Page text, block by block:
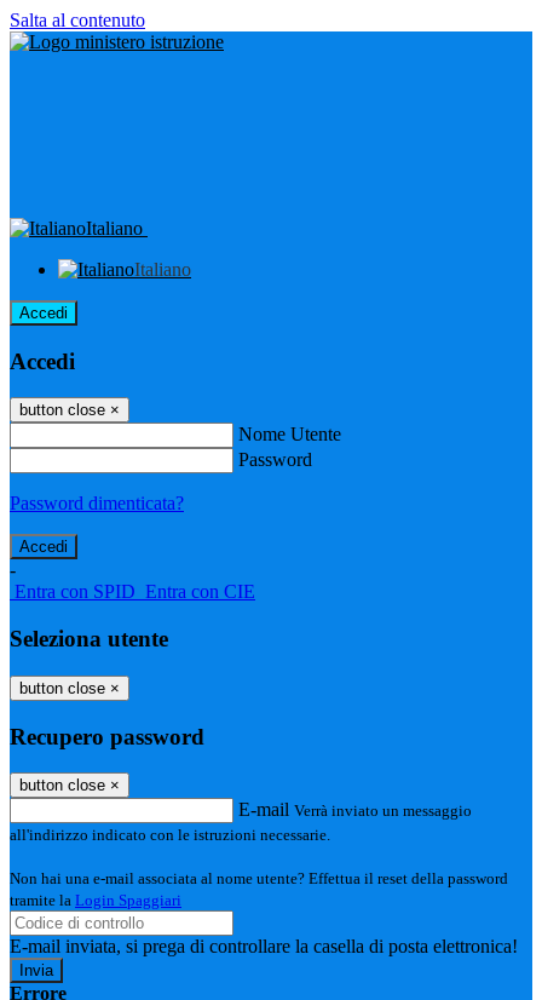
Salta al contenuto
Italiano
Italiano
Accedi
Accedi
button close ×
Nome Utente
Password
Password dimenticata?
-
Entra con SPID Entra con CIE
Seleziona utente
button close ×
Recupero password
button close ×
E-mail Verrà inviato un messaggio
all'indirizzo indicato con le istruzioni necessarie.
Non hai una e-mail associata al nome utente? Effettua il reset della password
tramite la Login Spaggiari
E-mail inviata, si prega di controllare la casella di posta elettronica!
Errore